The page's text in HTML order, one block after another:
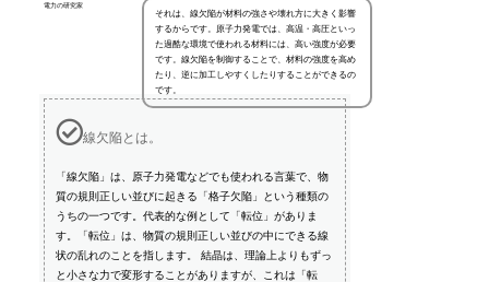
電力の研究家
それは、線欠陥が材料の強さや壊れ方に大きく影響
するからです。原子力発電では、高温・高圧といっ
た過酷な環境で使われる材料には、高い強度が必要
です。線欠陥を制御することで、材料の強度を高め
たり、逆に加工しやすくしたりすることができるの
です。
線欠陥とは。
「線欠陥」は、原子力発電などでも使われる言葉で、物
質の規則正しい並びに起きる「格子欠陥」という種類の
うちの一つです。代表的な例として「転位」がありま
す。「転位」は、物質の規則正しい並びの中にできる線
状の乱れのことを指します。 結晶は、理論上よりもずっ
と小さな力で変形することがありますが、これは「転